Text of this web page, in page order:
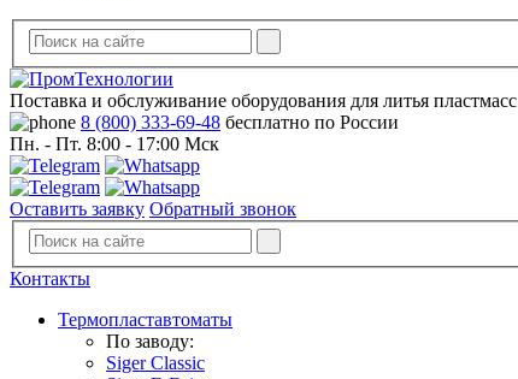
Поставка и обслуживание оборудования для литья пластмасс
8 (800) 333-69-48 бесплатно по России
Пн. - Пт. 8:00 - 17:00 Мск
Оставить заявку Обратный звонок
Контакты
Термопластавтоматы
По заводу:
Siger Classic